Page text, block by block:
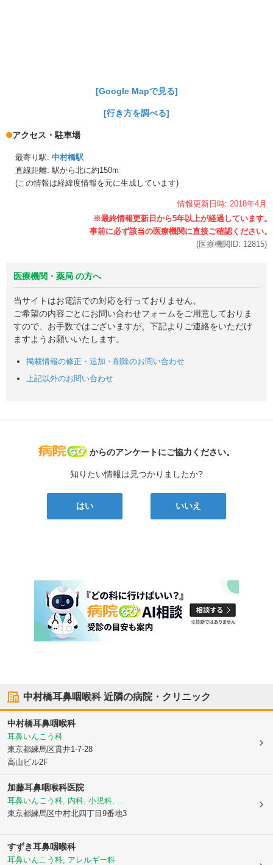
[Google Mapで見る]
[行き方を調べる]
アクセス・駐車場
最寄り駅: 中村橋駅
直線距離: 駅から北に約150m
(この情報は経緯度情報を元に生成しています)
情報更新日時: 2018年4月
(医療機関ID: 12815)
医療機関・薬局 の方へ
当サイトはお電話での対応を行っておりません。
ご希望の内容ごとにお問い合わせフォームをご用意しておりま
すので、お手数ではございますが、下記よりご連絡をいただけ
ますようお願いいたします。
掲載情報の修正・追加・削除のお問い合わせ
上記以外のお問い合わせ
病院なび
からのアンケートにご協力ください。
知りたい情報は見つかりましたか?
はい いいえ
中村橋耳鼻咽喉科近隣の病院・クリニック
中村橋耳鼻咽喉科
耳鼻いんこう科
東京都練馬区貫井1-7-28
高山ビル2F
加藤耳鼻咽喉科医院
耳鼻いんこう科, 内科, 小児科, ...
東京都練馬区中村北四丁目9番地3
すずき耳鼻咽喉科
耳鼻いんこう科, アレルギー科